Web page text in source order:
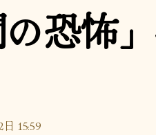
の恐怖
15:59